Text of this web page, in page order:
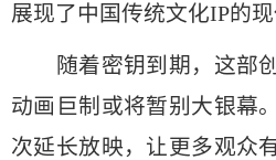
展现了中国传统文化IP的现
随着密钥到期，这部创
动画巨制或将暂别大银幕
次延长放映，让更多观众